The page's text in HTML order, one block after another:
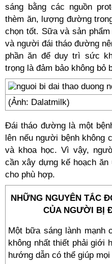
sáng bằng các nguồn
thèm ăn, lượng đường
chọn tốt. Sữa và sản
và người đái tháo đường
phần ăn để duy trì sức
trọng là đảm bảo không bỏ
(Ảnh: Dalatmilk)
Đái tháo đường là một
lên nếu người bệnh không
và khoa học. Vì vậy,
cần xây dựng kế hoạch
cho phù hợp.
NHỮNG NGUYÊN TẮC
CỦA NGƯỜI BỊ
Một bữa sáng lành mạnh
không nhất thiết phải giới
hướng dẫn có thể giúp